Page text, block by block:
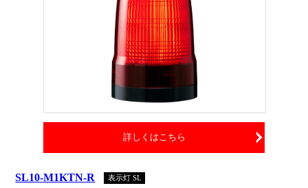
詳しくはこちら
SL10-M1KTN-R 表示灯 SL